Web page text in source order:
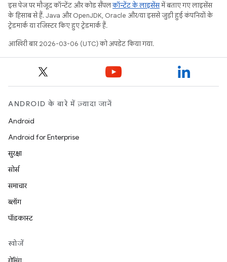
इस पेज पर मौजूद कॉन्टेंट और कोड सैंपलकॉन्टेंट के लाइसेंसमें बताए गए लाइसेंस
के हिसाब से हैं. Java और OpenJDK, Oracle और/या इससे जुड़ी हुई कंपनियों के
ट्रेडमार्क या रजिस्टर किए हुए ट्रेडमार्क हैं.
आखिरी बार 2026-03-06 (UTC) को अपडेट किया गया.
ANDROID के बारे में ज़्यादा जानें
Android
Android for Enterprise
सुरक्षा
सोर्स
समाचार
ब्लॉग
पॉडकास्ट
खोजें